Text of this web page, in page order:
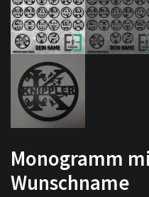
Monogramm
Wunschname